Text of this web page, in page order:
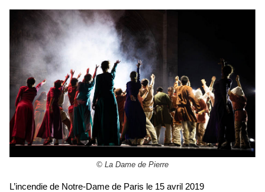
© La Dame de Pierre
L’incendie de Notre-Dame de Paris le 15 avril 2019